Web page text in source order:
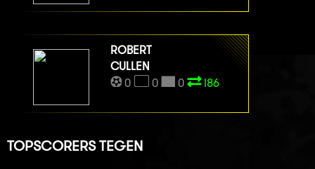
ROBERT
CULLEN
0
0 0 I86
TOPSCORERS TEGEN